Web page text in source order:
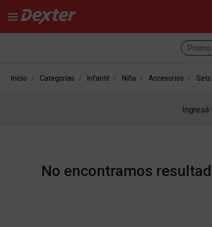
Inicio Categorías Infantil Niña Accesorios Sets
Ingresá
No encontramos